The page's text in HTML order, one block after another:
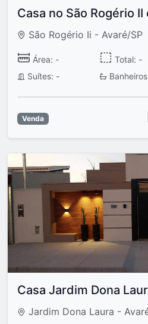
Casa no São Rogério II
São Rogério Ii - Avaré/SP
Área: - Total: -
Suítes: -
Venda
Casa Jardim Dona
Jardim Dona Laura -